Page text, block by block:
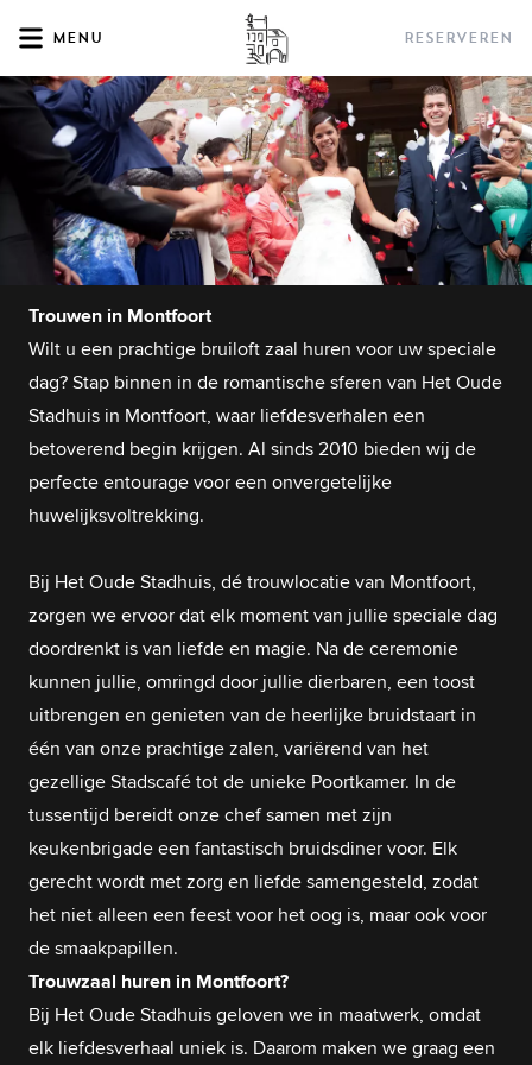
Menu Reserveren
Trouwen in Montfoort
Wilt u een prachtige bruiloft zaal huren voor uw speciale
dag? Stap binnen in de romantische sferen van Het Oude
Stadhuis in Montfoort, waar liefdesverhalen een
betoverend begin krijgen. Al sinds 2010 bieden wij de
perfecte entourage voor een onvergetelijke
huwelijksvoltrekking.
Bij Het Oude Stadhuis, dé trouwlocatie van Montfoort,
zorgen we ervoor dat elk moment van jullie speciale dag
doordrenkt is van liefde en magie. Na de ceremonie
kunnen jullie, omringd door jullie dierbaren, een toost
uitbrengen en genieten van de heerlijke bruidstaart in
één van onze prachtige zalen, variërend van het
gezellige Stadscafé tot de unieke Poortkamer. In de
tussentijd bereidt onze chef samen met zijn
keukenbrigade een fantastisch bruidsdiner voor. Elk
gerecht wordt met zorg en liefde samengesteld, zodat
het niet alleen een feest voor het oog is, maar ook voor
de smaakpapillen.
Trouwzaal huren in Montfoort?
Bij Het Oude Stadhuis geloven we in maatwerk, omdat
elk liefdesverhaal uniek is. Daarom maken we graag een